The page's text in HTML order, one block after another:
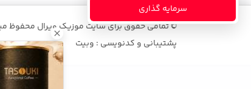
© تمامی حقوق برای سایت موزیک ویرال محفوظ
پشتیبانی و کدنویسی : وبیت
سرمایه گذاری